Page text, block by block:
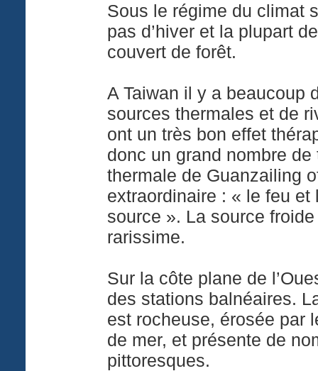
Sous le régime du climat
pas d’hiver et la plupart
couvert de forêt.
A Taiwan il y a beaucoup
sources thermales et de
ont un très bon effet
donc un grand nombre
thermale de Guanzailing
extraordinaire : « le feu et
source ». La source
rarissime.
Sur la côte plane de
des stations balnéaires.
est rocheuse, érosée par
de mer, et présente de
pittoresques.